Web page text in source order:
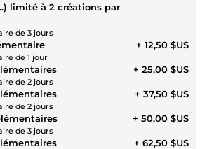
limité à 2 créations par
de 3 jours
de 1 jour
+ 12,50 $US
supplémentaires
de 2 jours
+ 25,00 $US
supplémentaires
de 2 jours
+ 37,50 $US
de 3 jours
+ 50,00 $US
+ 62,50 $US